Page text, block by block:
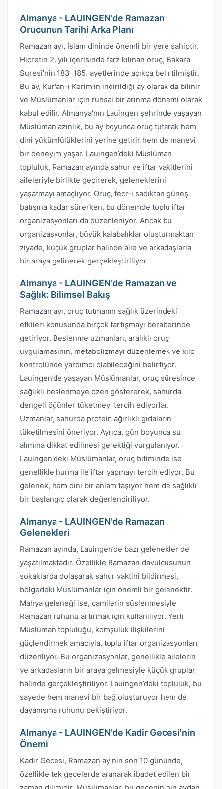
Almanya - LAUINGEN'de Ramazan
Orucunun Tarihi Arka Planı
Ramazan ayı, İslam dininde önemli bir yere sahiptir.
Hicretin 2. yılı içerisinde farz kılınan oruç, Bakara
Suresi'nin 183-185. ayetlerinde açıkça belirtilmiştir.
Bu ay, Kur'an-ı Kerim'in indirildiği ay olarak da bilinir
ve Müslümanlar için ruhsal bir arınma dönemi olarak
kabul edilir. Almanya’nın Lauingen şehrinde yaşayan
Müslüman azınlık, bu ay boyunca oruç tutarak hem
dini yükümlülüklerini yerine getirir hem de manevi
bir deneyim yaşar. Lauingen’deki Müslüman
topluluk, Ramazan ayında sahur ve iftar vakitlerini
aileleriyle birlikte geçirerek, geleneklerini
yaşatmayı amaçlıyor. Oruç, fecr-i sadıktan güneş
batışına kadar sürerken, bu dönemde toplu iftar
organizasyonları da düzenleniyor. Ancak bu
organizasyonlar, büyük kalabalıklar oluşturmaktan
ziyade, küçük gruplar halinde aile ve arkadaşlarla
bir araya gelinerek gerçekleştiriliyor.
Almanya - LAUINGEN'de Ramazan ve
Sağlık: Bilimsel Bakış
Ramazan ayı, oruç tutmanın sağlık üzerindeki
etkileri konusunda birçok tartışmayı beraberinde
getiriyor. Beslenme uzmanları, aralıklı oruç
uygulamasının, metabolizmayı düzenlemek ve kilo
kontrolünde yardımcı olabileceğini belirtiyor.
Lauingen’de yaşayan Müslümanlar, oruç süresince
sağlıklı beslenmeye özen göstererek, sahurda
dengeli öğünler tüketmeyi tercih ediyorlar.
Uzmanlar, sahurda protein ağırlıklı gıdaların
tüketilmesini öneriyor. Ayrıca, gün boyunca su
alımına dikkat edilmesi gerektiği vurgulanıyor.
Lauingen'deki Müslümanlar, oruç bitiminde ise
genellikle hurma ile iftar yapmayı tercih ediyor. Bu
gelenek, hem dini bir anlam taşıyor hem de sağlıklı
bir başlangıç olarak değerlendiriliyor.
Almanya - LAUINGEN'de Ramazan
Gelenekleri
Ramazan ayında, Lauingen’de bazı gelenekler de
yaşatılmaktadır. Özellikle Ramazan davulcusunun
sokaklarda dolaşarak sahur vaktini bildirmesi,
bölgedeki Müslümanlar için önemli bir gelenektir.
Mahya geleneği ise, camilerin süslenmesiyle
Ramazan ruhunu artırmak için kullanılıyor. Yerli
Müslüman topluluğu, komşuluk ilişkilerini
güçlendirmek amacıyla, toplu iftar organizasyonları
düzenliyor. Bu organizasyonlar, genellikle ailelerin
ve arkadaşların bir araya gelmesiyle küçük gruplar
halinde gerçekleştiriliyor. Lauingen’deki topluluk, bu
sayede hem manevi bir bağ oluşturuyor hem de
dayanışma ruhunu pekiştiriyor.
Almanya - LAUINGEN'de Kadir Gecesi'nin
Önemi
Kadir Gecesi, Ramazan ayının son 10 gününde,
özellikle tek gecelerde aranarak ibadet edilen bir